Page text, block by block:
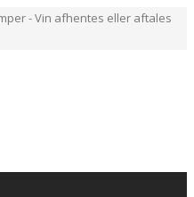
- Vin afhentes eller aftales